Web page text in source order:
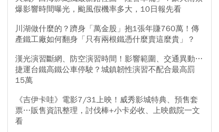
爆影響時間曝光，颱風假機率多大，10日報先看
川湖做什麼的？躋身「萬金股」抱1張年賺760萬！傳
產鐵工廠如何翻身「只有兩根鐵憑什麼賣這麼貴」？
漢光演習斷網、防空演習時間！影響範圍、交通異動…
捷運台鐵高鐵公車停駛？城鎮韌性演習不配合最高罰
15萬
《吉伊卡哇》電影7/31上映！威秀影城特典、預售套
票…販售資訊整理，討伐棒+小卡必收、上映戲院一文
看